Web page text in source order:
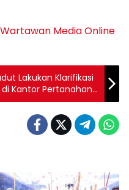
Media Online
Lakukan Klarifikasi
Kantor Pertanahan